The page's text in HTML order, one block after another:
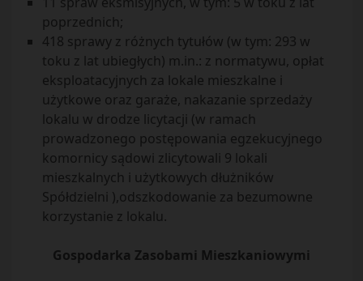
poprzednich;
418 sprawy z różnych tytułów (w tym: 293 w
toku z lat ubiegłych) m.in.: z normatywu, opłat
eksploatacyjnych za lokale mieszkalne i
użytkowe oraz garaże, nakazanie sprzedaży
lokalu w drodze licytacji (w ramach
prowadzonego postępowania egzekucyjnego
komornicy sądowi zlicytowali 9 lokali
mieszkalnych i użytkowych dłużników
Spółdzielni ),odszkodowanie za bezumowne
korzystanie z lokalu.
Gospodarka Zasobami Mieszkaniowymi